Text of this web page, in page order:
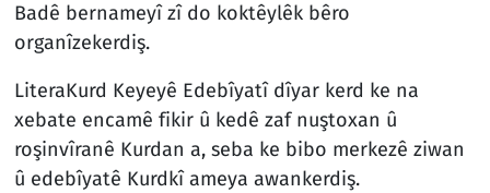
Badê bernameyî zî do koktêylêk bêro
organîzekerdiş.
LiteraKurd Keyeyê Edebîyatî dîyar kerd ke na
xebate encamê fikir û kedê zaf nuştoxan û
roşinvîranê Kurdan a, seba ke bibo merkezê ziwan
û edebîyatê Kurdkî ameya awankerdiş.